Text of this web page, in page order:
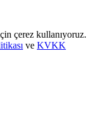
çerez kullanıyoruz.
ve KVKK